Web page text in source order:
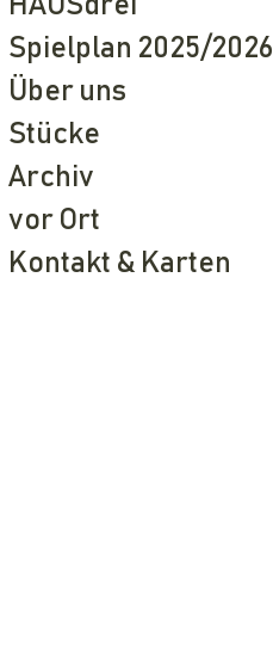
Spielplan 2025/2026
Über uns
Stücke
Archiv
vor Ort
Kontakt & Karten